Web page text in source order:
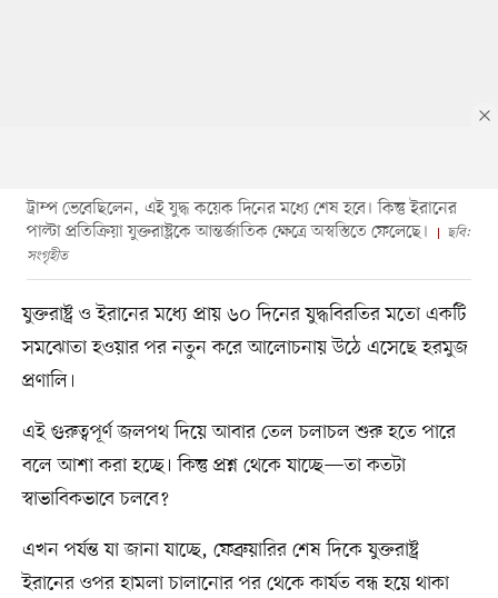
ট্রাম্প ভেবেছিলেন, এই যুদ্ধ কয়েক দিনের মধ্যে শেষ হবে। কিন্তু ইরানের
পাল্টা প্রতিক্রিয়া যুক্তরাষ্ট্রকে আন্তর্জাতিক ক্ষেত্রে অস্বস্তিতে ফেলেছে।
ছবি:
সংগৃহীত
যুক্তরাষ্ট্র ও ইরানের মধ্যে প্রায় ৬০ দিনের যুদ্ধবিরতির মতো একটি
সমঝোতা হওয়ার পর নতুন করে আলোচনায় উঠে এসেছে হরমুজ
প্রণালি।
এই গুরুত্বপূর্ণ জলপথ দিয়ে আবার তেল চলাচল শুরু হতে পারে
বলে আশা করা হচ্ছে। কিন্তু প্রশ্ন থেকে যাচ্ছে—তা কতটা
স্বাভাবিকভাবে চলবে?
এখন পর্যন্ত যা জানা যাচ্ছে, ফেব্রুয়ারির শেষ দিকে যুক্তরাষ্ট্র
ইরানের ওপর হামলা চালানোর পর থেকে কার্যত বন্ধ হয়ে থাকা